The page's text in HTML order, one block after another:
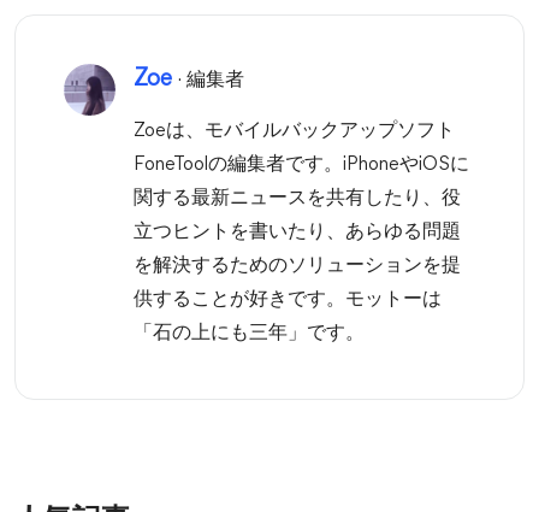
Zoe· 編集者
Zoeは、モバイルバックアップソフト
FoneToolの編集者です。iPhoneやiOSに
関する最新ニュースを共有したり、役
立つヒントを書いたり、あらゆる問題
を解決するためのソリューションを提
供することが好きです。モットーは
「石の上にも三年」です。